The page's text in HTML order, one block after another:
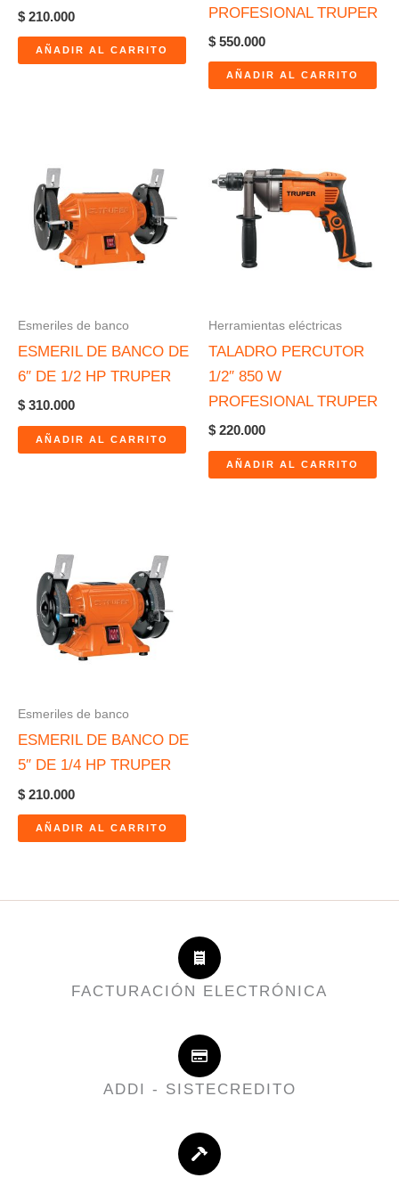
$ 210.000
AÑADIR AL CARRITO
PROFESIONAL TRUPER
$ 550.000
AÑADIR AL CARRITO
Esmeriles de banco
ESMERIL DE BANCO DE
6″ DE 1/2 HP TRUPER
$ 310.000
AÑADIR AL CARRITO
Herramientas eléctricas
TALADRO PERCUTOR
1/2″ 850 W
PROFESIONAL TRUPER
$ 220.000
AÑADIR AL CARRITO
Esmeriles de banco
ESMERIL DE BANCO DE
5″ DE 1/4 HP TRUPER
$ 210.000
AÑADIR AL CARRITO
FACTURACIÓN ELECTRÓNICA
ADDI - SISTECREDITO